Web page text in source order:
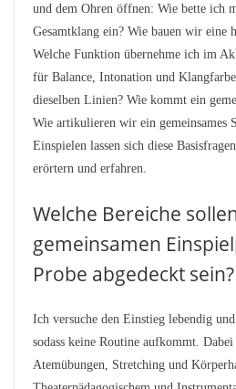
und dem Ohren öffnen: Wie bette ich
Gesamtklang ein? Wie bauen wir eine
Welche Funktion übernehme ich im
für Balance, Intonation und
dieselben Linien? Wie kommt ein
Wie artikulieren wir ein gemeinsames
Einspielen lassen sich diese
erörtern und erfahren.
Welche Bereiche
gemeinsamen
Probe abgedeckt sein?
Ich versuche den Einstieg lebendig
sodass keine Routine aufkommt.
Atemübungen, Stretching und